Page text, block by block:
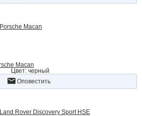
Macan
Цвет: черный
Оповестить